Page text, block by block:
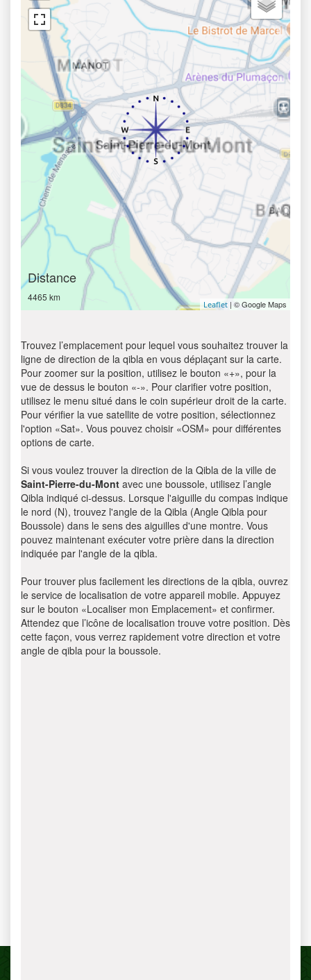
Distance
4465 km
Leaflet | © Google Maps
Trouvez l’emplacement pour lequel vous souhaitez trouver la
ligne de direction de la qibla en vous déplaçant sur la carte.
Pour zoomer sur la position, utilisez le bouton «+», pour la
vue de dessus le bouton «-». Pour clarifier votre position,
utilisez le menu situé dans le coin supérieur droit de la carte.
Pour vérifier la vue satellite de votre position, sélectionnez
l'option «Sat». Vous pouvez choisir «OSM» pour différentes
options de carte.
Si vous voulez trouver la direction de la Qibla de la ville de
Saint-Pierre-du-Mont avec une boussole, utilisez l’angle
Qibla indiqué ci-dessus. Lorsque l'aiguille du compas indique
le nord (N), trouvez l'angle de la Qibla (Angle Qibla pour
Boussole) dans le sens des aiguilles d'une montre. Vous
pouvez maintenant exécuter votre prière dans la direction
indiquée par l'angle de la qibla.
Pour trouver plus facilement les directions de la qibla, ouvrez
le service de localisation de votre appareil mobile. Appuyez
sur le bouton «Localiser mon Emplacement» et confirmer.
Attendez que l’icône de localisation trouve votre position. Dès
cette façon, vous verrez rapidement votre direction et votre
angle de qibla pour la boussole.